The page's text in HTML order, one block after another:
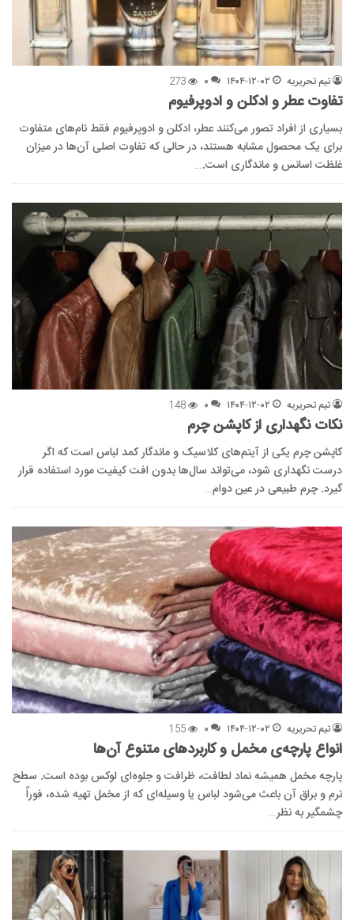
تیم تحریریه ۱۴۰۴-۱۲-۰۲ ۰ 273
تفاوت عطر و ادکلن و ادوپرفیوم
بسیاری از افراد تصور می‌کنند عطر، ادکلن و ادوپرفیوم فقط نام‌های متفاوت
برای یک محصول مشابه هستند، در حالی که تفاوت اصلی آن‌ها در میزان
غلظت اسانس و ماندگاری است.…
تیم تحریریه ۱۴۰۴-۱۲-۰۲ ۰ 148
نکات نگهداری از کاپشن چرم
کاپشن چرم یکی از آیتم‌های کلاسیک و ماندگار کمد لباس است که اگر
درست نگهداری شود، می‌تواند سال‌ها بدون افت کیفیت مورد استفاده قرار
گیرد. چرم طبیعی در عین دوام…
تیم تحریریه ۱۴۰۴-۱۲-۰۲ ۰ 155
انواع پارچه‌ی مخمل و کاربرد‌های متنوع آن‌ها
پارچه مخمل همیشه نماد لطافت، ظرافت و جلوه‌ای لوکس بوده است. سطح
نرم و براق آن باعث می‌شود لباس یا وسیله‌ای که از مخمل تهیه شده، فوراً
چشمگیر به نظر…